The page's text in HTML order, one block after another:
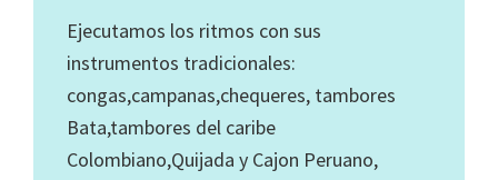
Ejecutamos los ritmos con sus
instrumentos tradicionales:
congas,campanas,chequeres, tambores
Bata,tambores del caribe
Colombiano,Quijada y Cajon Peruano,